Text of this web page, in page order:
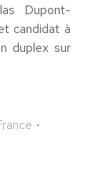
Dupont-
candidat à
duplex sur